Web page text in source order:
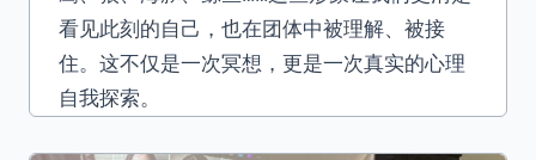
看见此刻的自己，也在团体中被理解、被接
住。这不仅是一次冥想，更是一次真实的心理
自我探索。